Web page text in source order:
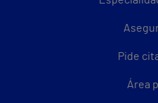
Pide
Área